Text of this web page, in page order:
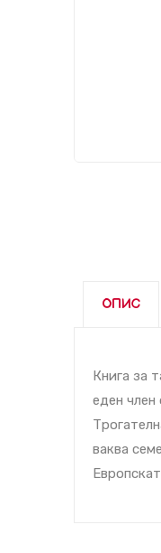
ОПИС
Книга за
еден
ваква